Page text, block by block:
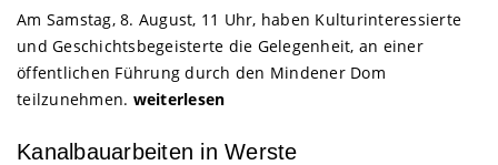
Am Samstag, 8. August, 11 Uhr, haben Kulturinteressierte
und Geschichtsbegeisterte die Gelegenheit, an einer
öffentlichen Führung durch den Mindener Dom
teilzunehmen. weiterlesen
Kanalbauarbeiten in Werste